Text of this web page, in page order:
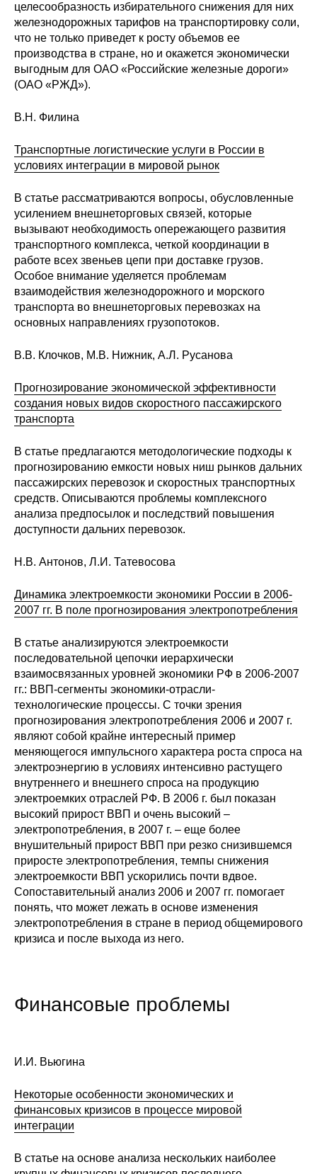
Энергетический семинар
Российско-французский семинар
ЦДУ
Отрасли и регионы
Inforum
Материалы
О совете
Регулярные прогнозы
Квартальный прогноз
Краткосрочный прогноз
Оценка индекса промышленного
производства
Мониторинга
Центр «Климатическая политика и
экономика России»
Образование и карьера
Кафедра МФТИ
Кафедра МАДИ
Об аспирантуре
Поступление
Обучение
Нормативные документы
Диссертационный совет
О совете
Материалы
Конкурсы и вакансии
Контакты
целесообразность избирательного снижения для них
железнодорожных тарифов на транспортировку соли,
что не только приведет к росту объемов ее
производства в стране, но и окажется экономически
выгодным для ОАО «Российские железные дороги»
(ОАО «РЖД»).
В.Н. Филина
Транспортные логистические услуги в России в
условиях интеграции в мировой рынок
В статье рассматриваются вопросы, обусловленные
усилением внешнеторговых связей, которые
вызывают необходимость опережающего развития
транспортного комплекса, четкой координации в
работе всех звеньев цепи при доставке грузов.
Особое внимание уделяется проблемам
взаимодействия железнодорожного и морского
транспорта во внешнеторговых перевозках на
основных направлениях грузопотоков.
В.В. Клочков, М.В. Нижник, А.Л. Русанова
Прогнозирование экономической эффективности
создания новых видов скоростного пассажирского
транспорта
В статье предлагаются методологические подходы к
прогнозированию емкости новых ниш рынков дальних
пассажирских перевозок и скоростных транспортных
средств. Описываются проблемы комплексного
анализа предпосылок и последствий повышения
доступности дальних перевозок.
Н.В. Антонов, Л.И. Татевосова
Динамика электроемкости экономики России в 2006-
2007 гг. В поле прогнозирования электропотребления
В статье анализируются электроемкости
последовательной цепочки иерархически
взаимосвязанных уровней экономики РФ в 2006-2007
гг.: ВВП-сегменты экономики-отрасли-
технологические процессы. С точки зрения
прогнозирования электропотребления 2006 и 2007 г.
являют собой крайне интересный пример
меняющегося импульсного характера роста спроса на
электроэнергию в условиях интенсивно растущего
внутреннего и внешнего спроса на продукцию
электроемких отраслей РФ. В 2006 г. был показан
высокий прирост ВВП и очень высокий –
электропотребления, в 2007 г. – еще более
внушительный прирост ВВП при резко снизившемся
приросте электропотребления, темпы снижения
электроемкости ВВП ускорились почти вдвое.
Сопоставительный анализ 2006 и 2007 гг. помогает
понять, что может лежать в основе изменения
электропотребления в стране в период общемирового
кризиса и после выхода из него.
Финансовые проблемы
И.И. Вьюгина
Некоторые особенности экономических и
финансовых кризисов в процессе мировой
интеграции
В статье на основе анализа нескольких наиболее